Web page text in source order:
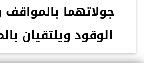
جولاتهما
الوقود ويلتقيان